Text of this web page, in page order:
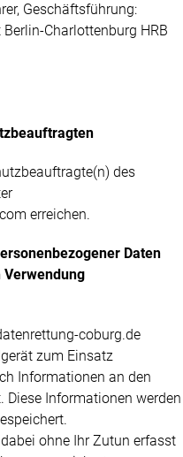
Geschäftsführung:
Charlottenburg HRB
des
erreichen.
Daten
coburg.de
zum Einsatz
Informationen an den
Diese Informationen werden
ohne Ihr Zutun erfasst